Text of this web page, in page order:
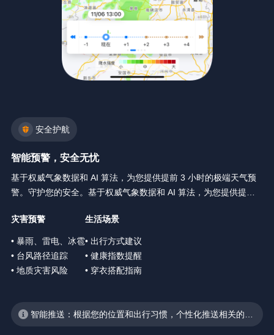
安全护航
智能预警，安全无忧
基于权威气象数据和 AI 算法，为您提供提前 3 小时的极端天气预
警。守护您的安全。基于权威气象数据和 AI 算法，为您提供提前 3
灾害预警
• 暴雨、雷电、冰雹
• 台风路径追踪
• 地质灾害风险
生活场景
• 出行方式建议
• 健康指数提醒
• 穿衣搭配指南
智能推送：根据您的位置和出行习惯，个性化推送相关的天